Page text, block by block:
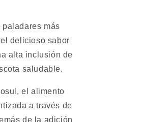
más
delicioso sabor
alta inclusión de
saludable.
el alimento
a través de
de la adición